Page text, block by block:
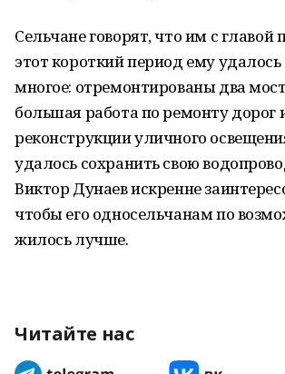
Сельчане говорят, что им с главой
этот короткий период ему удалось
многое: отремонтированы два
большая работа по ремонту дорог
реконструкции уличного
удалось сохранить свою
Виктор Дунаев искренне
чтобы его односельчанам по
жилось лучше.
Читайте нас